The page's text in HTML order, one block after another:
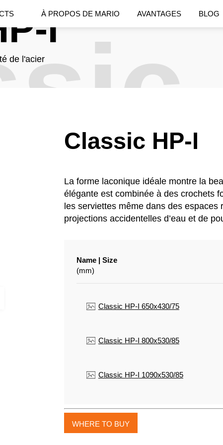
À PROPOS DE MARIO AVANTAGES BLOG
I
de l'acier
Classic HP-I
La forme laconique idéale montre la
élégante est combinée à des crochets
les serviettes même dans des
projections accidentelles d’eau et de
Name | Size
(mm)
Classic HP-I 650x430/75
Classic HP-I 800х530/85
Classic HP-I 1090х530/85
WHERE TO BUY